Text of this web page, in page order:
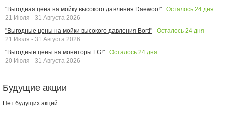
"Выгодная цена на мойку высокого давления Daewoo!"
Осталось 24 дня
21 Июля - 31 Августа 2026
"Выгодные цены на мойки высокого давления Bort!"
Осталось 24 дня
21 Июля - 31 Августа 2026
"Выгодные цены на мониторы LG!"
Осталось 24 дня
20 Июля - 31 Августа 2026
Будущие акции
Нет будущих акций